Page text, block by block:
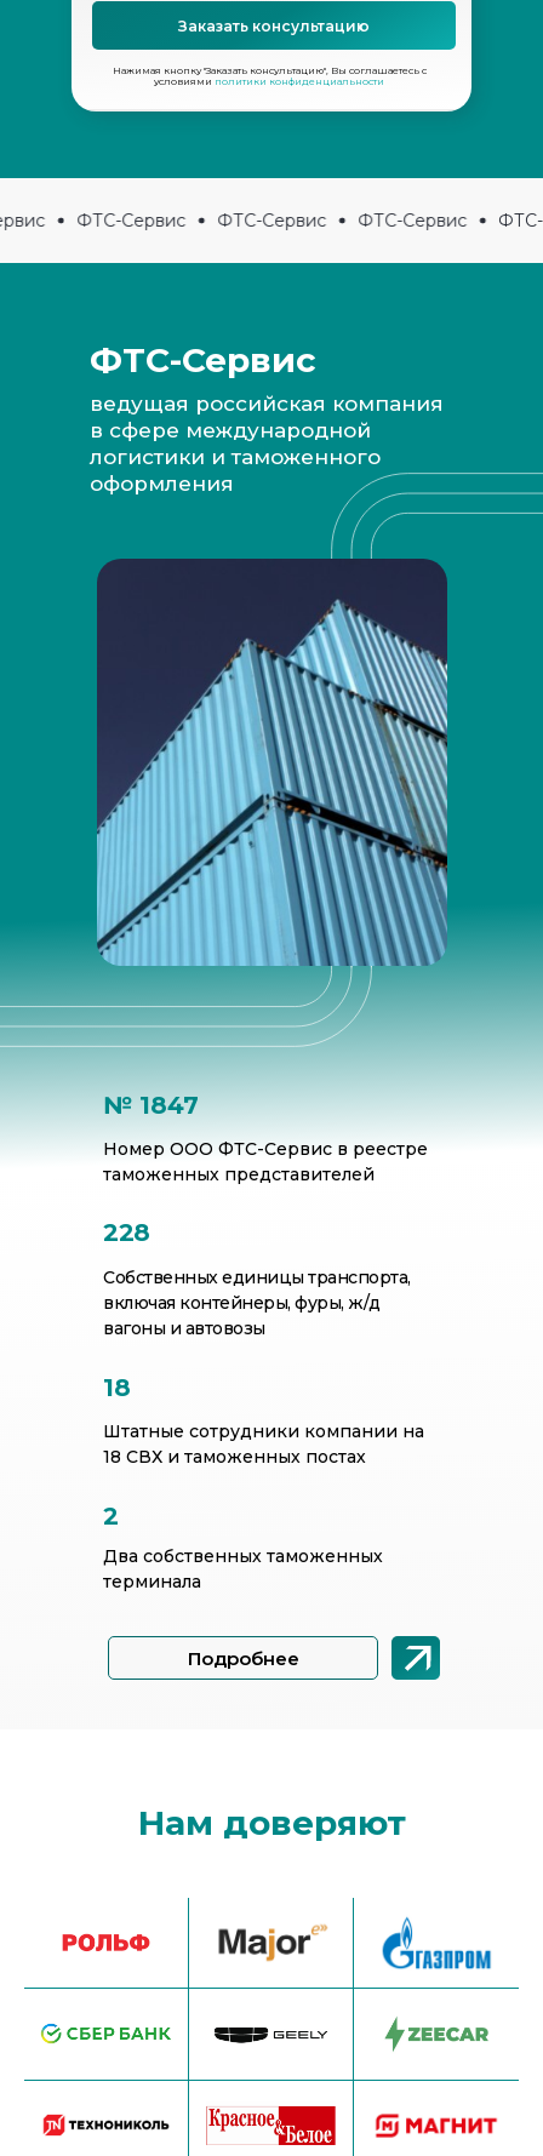
Нажимая кнопку "Заказать консультацию", Вы соглашаетесь с
условиями политики конфиденциальности
Заказать консультацию
ФТС-Сервис ФТС-Сервис ФТС-Сервис ФТС-
Подробнее
Два собственных таможенных
терминала
2
Штатные сотрудники компании на
18 СВХ и таможенных постах
18
Собственных единицы транспорта,
включая контейнеры, фуры, ж/д
вагоны и автовозы
228
Номер ООО ФТС-Сервис в реестре
таможенных представителей
№ 1847
ведущая российская компания
в сфере международной
логистики и таможенного
оформления
ФТС-Сервис
Нам доверяют
компании ФТС-Сервис